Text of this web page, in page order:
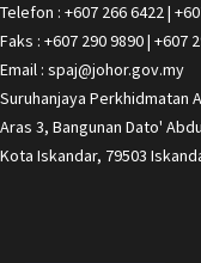
Telefon : +607 266 6422 |
Faks : +607 290 9890 | +607
Email : spaj@johor.gov.my
Suruhanjaya Perkhidmatan
Aras 3, Bangunan Dato'
Kota Iskandar, 79503